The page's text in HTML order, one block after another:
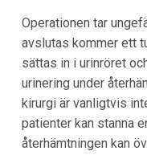
Operationen tar
avslutas kommer ett
sättas in i urinröret
urinering under
kirurgi är vanligtvis
patienter kan stanna
återhämtningen kan